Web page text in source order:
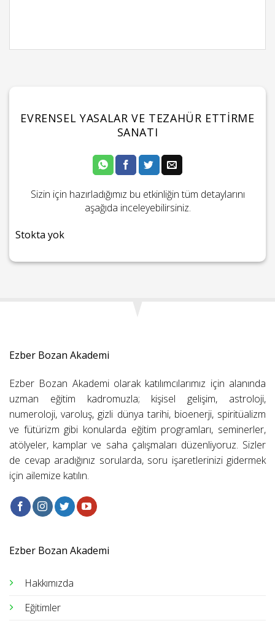
EVRENSEL YASALAR VE TEZAHÜR ETTIRME
SANATI
Sizin için hazırladığımız bu etkinliğin tüm detaylarını
aşağıda inceleyebilirsiniz.
Stokta yok
Ezber Bozan Akademi
Ezber Bozan Akademi olarak katılımcılarımız için alanında
uzman eğitim kadromuzla; kişisel gelişim, astroloji,
numeroloji, varoluş, gizli dünya tarihi, bioenerji, spiritüalizm
ve fütürizm gibi konularda eğitim programları, seminerler,
atölyeler, kamplar ve saha çalışmaları düzenliyoruz. Sizler
de cevap aradığınız sorularda, soru işaretlerinizi gidermek
için ailemize katılın.
Ezber Bozan Akademi
Hakkımızda
Eğitimler